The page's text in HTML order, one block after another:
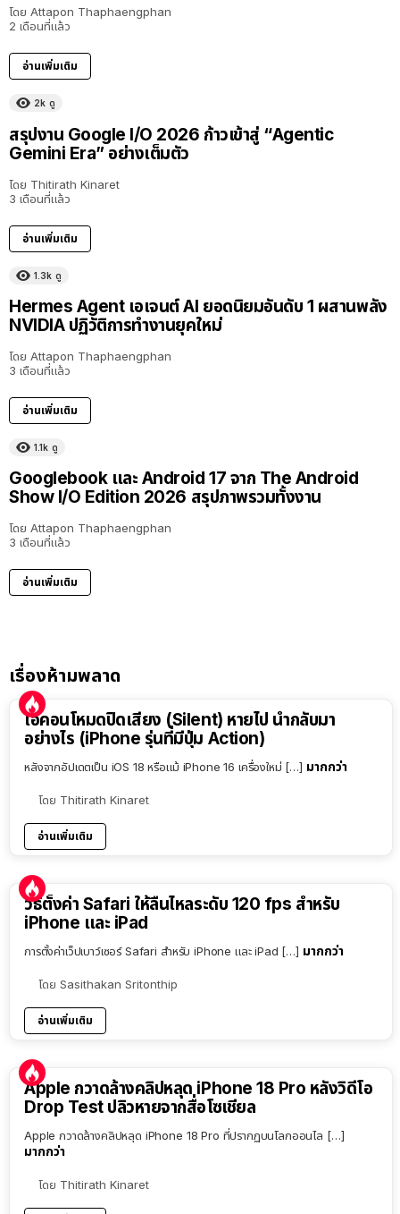
โดย Attapon Thaphaengphan
2 เดือนที่แล้ว
อ่านเพิ่มเติม
2k ดู
สรุปงาน Google I/O 2026 ก้าวเข้าสู่ “Agentic
Gemini Era” อย่างเต็มตัว
โดย Thitirath Kinaret
3 เดือนที่แล้ว
อ่านเพิ่มเติม
1.3k ดู
Hermes Agent เอเจนต์ AI ยอดนิยมอันดับ 1 ผสานพลัง
NVIDIA ปฏิวัติการทำงานยุคใหม่
โดย Attapon Thaphaengphan
3 เดือนที่แล้ว
อ่านเพิ่มเติม
1.1k ดู
Googlebook และ Android 17 จาก The Android
Show I/O Edition 2026 สรุปภาพรวมทั้งงาน
โดย Attapon Thaphaengphan
3 เดือนที่แล้ว
อ่านเพิ่มเติม
เรื่องห้ามพลาด
ไอคอนโหมดปิดเสียง (Silent) หายไป นำกลับมา
อย่างไร (iPhone รุ่นที่มีปุ่ม Action)
หลังจากอัปเดตเป็น iOS 18 หรือแม้ iPhone 16 เครื่องใหม่ […] มากกว่า
โดย Thitirath Kinaret
อ่านเพิ่มเติม
วิธีตั้งค่า Safari ให้ลื่นไหลระดับ 120 fps สำหรับ
iPhone และ iPad
การตั้งค่าเว็ปเบาว์เซอร์ Safari สำหรับ iPhone และ iPad […] มากกว่า
โดย Sasithakan Sritonthip
อ่านเพิ่มเติม
Apple กวาดล้างคลิปหลุด iPhone 18 Pro หลังวิดีโอ
Drop Test ปลิวหายจากสื่อโซเชียล
Apple กวาดล้างคลิปหลุด iPhone 18 Pro ที่ปรากฏบนโลกออนไล […]
มากกว่า
โดย Thitirath Kinaret